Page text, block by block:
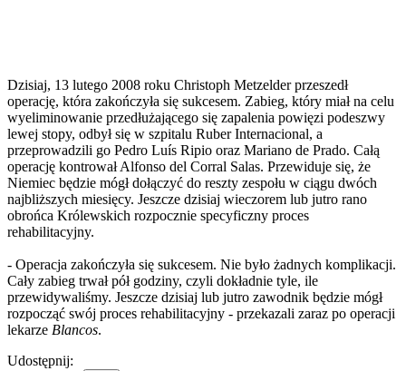
Dzisiaj, 13 lutego 2008 roku Christoph Metzelder przeszedł
operację, która zakończyła się sukcesem. Zabieg, który miał na celu
wyeliminowanie przedłużającego się zapalenia powięzi podeszwy
lewej stopy, odbył się w szpitalu Ruber Internacional, a
przeprowadzili go Pedro Luís Ripio oraz Mariano de Prado. Całą
operację kontrował Alfonso del Corral Salas. Przewiduje się, że
Niemiec będzie mógł dołączyć do reszty zespołu w ciągu dwóch
najbliższych miesięcy. Jeszcze dzisiaj wieczorem lub jutro rano
obrońca Królewskich rozpocznie specyficzny proces
rehabilitacyjny.
- Operacja zakończyła się sukcesem. Nie było żadnych komplikacji.
Cały zabieg trwał pół godziny, czyli dokładnie tyle, ile
przewidywaliśmy. Jeszcze dzisiaj lub jutro zawodnik będzie mógł
rozpocząć swój proces rehabilitacyjny - przekazali zaraz po operacji
lekarze Blancos.
Udostępnij: